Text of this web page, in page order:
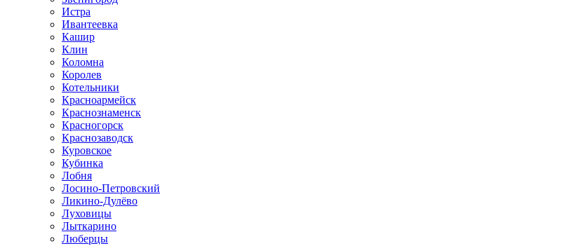
Истра
Ивантеевка
Кашир
Клин
Коломна
Королев
Котельники
Красноармейск
Краснознаменск
Красногорск
Краснозаводск
Куровское
Кубинка
Лобня
Лосино-Петровский
Ликино-Дулёво
Луховицы
Лыткарино
Люберцы